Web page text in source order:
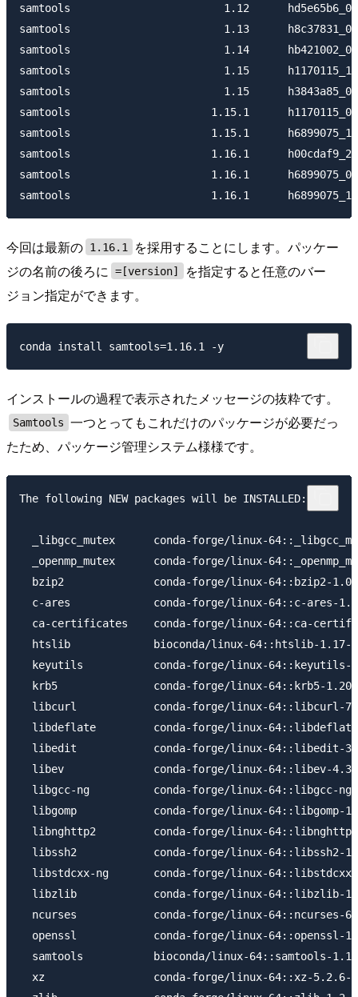
samtools                        1.12      hd5e65b6_0
samtools                        1.13      h8c37831_0
samtools                        1.14      hb421002_0
samtools                        1.15      h1170115_1
samtools                        1.15      h3843a85_0
samtools                      1.15.1      h1170115_0
samtools                      1.15.1      h6899075_1
samtools                      1.16.1      h00cdaf9_2
samtools                      1.16.1      h6899075_0
今回は最新の 1.16.1
を採用することにします。パッケー
ジの名前の後ろに
=[version]
を指定すると任意のバー
ジョン指定ができます。
インストールの過程で表示されたメッセージの抜粋です。
Samtools 一つとってもこれだけのパッケージが必要だっ
たため、パッケージ管理システム様様です。
The following NEW packages will be INSTALLED:
_libgcc_mutex      conda-forge/linux-
_openmp_mutex      conda-forge/linux-
bzip2              conda-forge/linux-64::bzip2-
c-ares             conda-forge/linux-64::c-ares-
ca-certificates    conda-forge/linux-64::ca-
htslib             bioconda/linux-64::htslib-1.17-
keyutils           conda-forge/linux-64::keyutils-
krb5               conda-forge/linux-64::krb5-
libcurl            conda-forge/linux-64::libcurl-
libdeflate         conda-forge/linux-
libedit            conda-forge/linux-64::libedit-
libev              conda-forge/linux-64::libev-
libgcc-ng          conda-forge/linux-64::libgcc-
libgomp            conda-forge/linux-64::libgomp-
libnghttp2         conda-forge/linux-
libssh2            conda-forge/linux-64::libssh2-
libstdcxx-ng       conda-forge/linux-
libzlib            conda-forge/linux-64::libzlib-
ncurses            conda-forge/linux-64::ncurses-
openssl            conda-forge/linux-64::openssl-
samtools           bioconda/linux-64::samtools-
xz                 conda-forge/linux-64::xz-5.2.6-